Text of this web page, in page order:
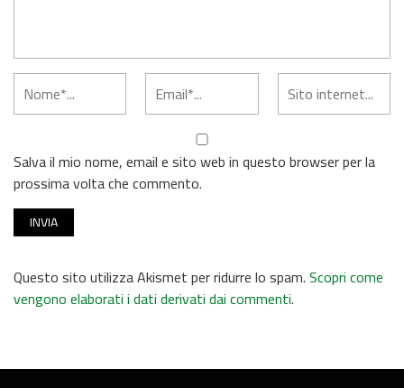
Salva il mio nome, email e sito web in questo browser per la
prossima volta che commento.
Questo sito utilizza Akismet per ridurre lo spam.Scopri come
vengono elaborati i dati derivati dai commenti.